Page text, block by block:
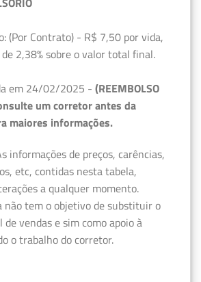
(Por Contrato) - R$ 7,50 por vida,
2,38% sobre o valor total final.
em 24/02/2025 - (REEMBOLSO
um corretor antes da
maiores informações.
informações de preços, carências,
etc, contidas nesta tabela,
a qualquer momento.
não tem o objetivo de substituir o
vendas e sim como apoio à
o trabalho do corretor.